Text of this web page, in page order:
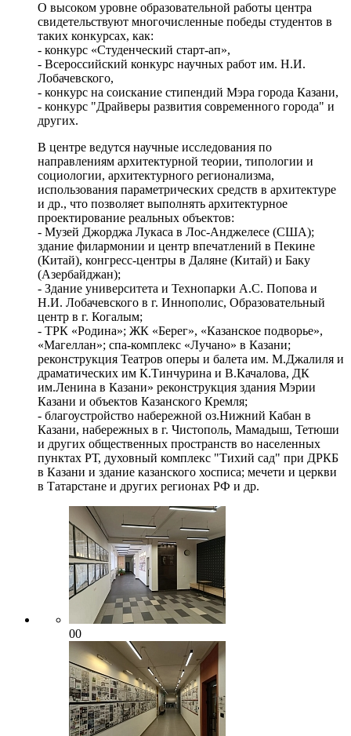
О высоком уровне образовательной работы центра
свидетельствуют многочисленные победы студентов в
таких конкурсах, как:
- конкурс «Студенческий старт-ап»,
- Всероссийский конкурс научных работ им. Н.И.
Лобачевского,
- конкурс на соискание стипендий Мэра города Казани,
- конкурс "Драйверы развития современного города" и
других.
В центре ведутся научные исследования по
направлениям архитектурной теории, типологии и
социологии, архитектурного регионализма,
использования параметрических средств в архитектуре
и др., что позволяет выполнять архитектурное
проектирование реальных объектов:
- Музей Джорджа Лукаса в Лос-Анджелесе (США);
здание филармонии и центр впечатлений в Пекине
(Китай), конгресс-центры в Даляне (Китай) и Баку
(Азербайджан);
- Здание университета и Технопарки А.С. Попова и
Н.И. Лобачевского в г. Иннополис, Образовательный
центр в г. Когалым;
- ТРК «Родина»; ЖК «Берег», «Казанское подворье»,
«Магеллан»; спа-комплекс «Лучано» в Казани;
реконструкция Театров оперы и балета им. М.Джалиля и
драматических им К.Тинчурина и В.Качалова, ДК
им.Ленина в Казани» реконструкция здания Мэрии
Казани и объектов Казанского Кремля;
- благоустройство набережной оз.Нижний Кабан в
Казани, набережных в г. Чистополь, Мамадыш, Тетюши
и других общественных пространств во населенных
пунктах РТ, духовный комплекс "Тихий сад" при ДРКБ
в Казани и здание казанского хосписа; мечети и церкви
в Татарстане и других регионах РФ и др.
00